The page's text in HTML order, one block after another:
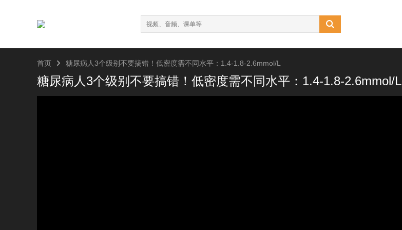

首页  糖尿病人3个级别不要搞错！低密度需不同水平：1.4-1.8-2.6mmol/L
糖尿病人3个级别不要搞错！低密度需不同水平：1.4-1.8-2.6mmol/L